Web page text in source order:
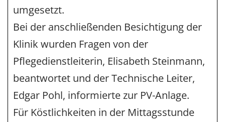
umgesetzt.
Bei der anschließenden Besichtigung der
Klinik wurden Fragen von der
Pflegedienstleiterin, Elisabeth Steinmann,
beantwortet und der Technische Leiter,
Edgar Pohl, informierte zur PV-Anlage.
Für Köstlichkeiten in der Mittagsstunde